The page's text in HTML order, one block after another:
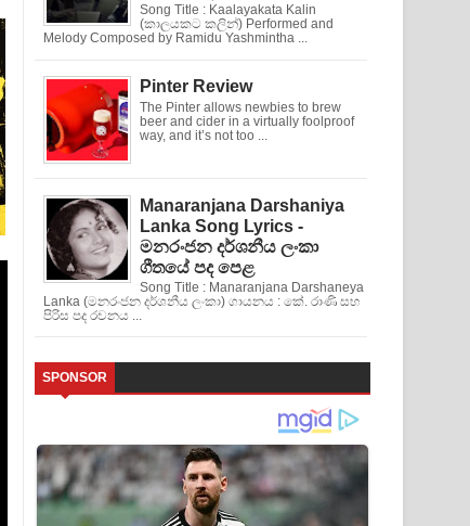
Song Title : Kaalayakata Kalin
(කාලයකට කලින්) Performed and
Melody Composed by Ramidu Yashmintha ...
Pinter Review
The Pinter allows newbies to brew
beer and cider in a virtually foolproof
way, and it’s not too ...
Manaranjana Darshaniya
Lanka Song Lyrics -
මනරංජන දර්ශනීය ලංකා
ගීතයේ පද පෙළ
Song Title : Manaranjana Darshaneya
Lanka (මනරංජන දර්ශනීය ලංකා) ගායනය : කේ. රාණි සහ
පිරිස පද රචනය ...
SPONSOR